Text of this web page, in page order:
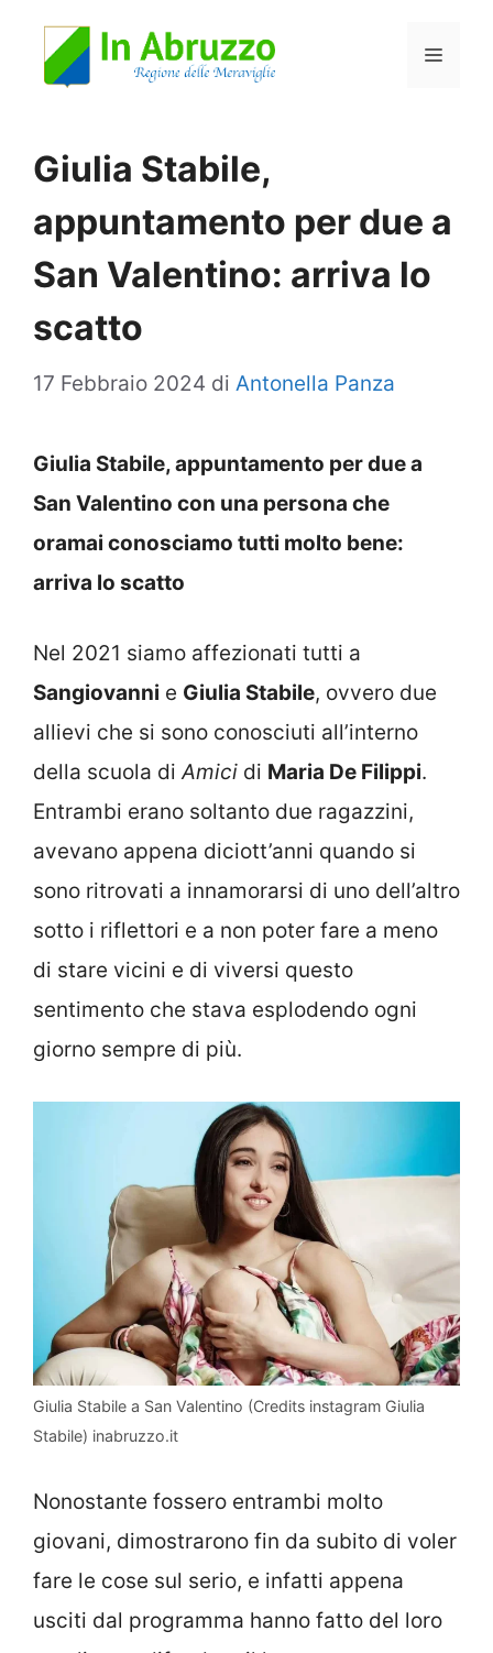
Menu
Giulia Stabile,
appuntamento per due a
San Valentino: arriva lo
scatto
17 Febbraio 2024 di Antonella Panza
Giulia Stabile, appuntamento per due a
San Valentino con una persona che
oramai conosciamo tutti molto bene:
arriva lo scatto
Nel 2021 siamo affezionati tutti a
Sangiovanni e Giulia Stabile, ovvero due
allievi che si sono conosciuti all’interno
della scuola diAmici di Maria De Filippi.
Entrambi erano soltanto due ragazzini,
avevano appena diciott’anni quando si
sono ritrovati a innamorarsi di uno dell’altro
sotto i riflettori e a non poter fare a meno
di stare vicini e di viversi questo
sentimento che stava esplodendo ogni
giorno sempre di più.
Giulia Stabile a San Valentino (Credits instagram Giulia
Stabile) inabruzzo.it
Nonostante fossero entrambi molto
giovani, dimostrarono fin da subito di voler
fare le cose sul serio, e infatti appena
usciti dal programma hanno fatto del loro